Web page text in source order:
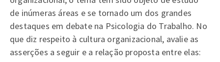
de inúmeras áreas e se tornado um dos grandes
destaques em debate na Psicologia do Trabalho. No
que diz respeito à cultura organizacional, avalie as
asserções a seguir e a relação proposta entre elas: